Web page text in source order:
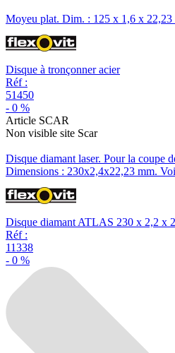
Moyeu plat. Dim. : 125 x 1,6 x 22,23
Disque à tronçonner acier
Réf :
51450
- 0 %
Article SCAR
Non visible site Scar
Disque diamant laser. Pour la coupe
Dimensions : 230x2,4x22,23 mm.
Disque diamant ATLAS 230 x 2,2 x
Réf :
11338
- 0 %